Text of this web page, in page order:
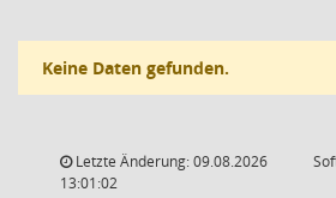
Keine Daten gefunden.
Letzte Änderung: 09.08.2026
13:01:02